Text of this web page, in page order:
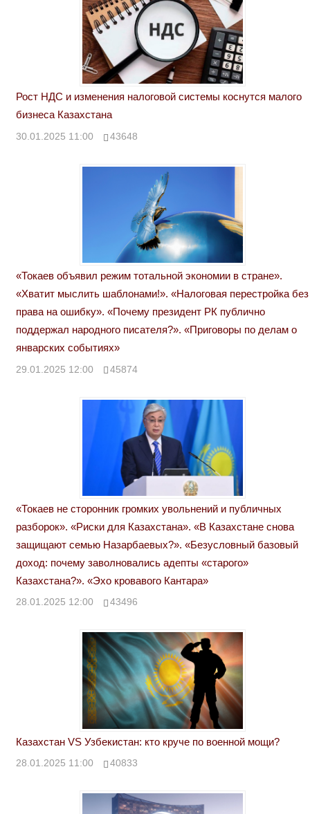
Рост НДС и изменения налоговой системы коснутся малого
бизнеса Казахстана
30.01.2025 11:00 43648
«Токаев объявил режим тотальной экономии в стране».
«Хватит мыслить шаблонами!». «Налоговая перестройка без
права на ошибку». «Почему президент РК публично
поддержал народного писателя?». «Приговоры по делам о
январских событиях»
29.01.2025 12:00 45874
«Токаев не сторонник громких увольнений и публичных
разборок». «Риски для Казахстана». «В Казахстане снова
защищают семью Назарбаевых?». «Безусловный базовый
доход: почему заволновались адепты «старого»
Казахстана?». «Эхо кровавого Кантара»
28.01.2025 12:00 43496
Казахстан VS Узбекистан: кто круче по военной мощи?
28.01.2025 11:00 40833